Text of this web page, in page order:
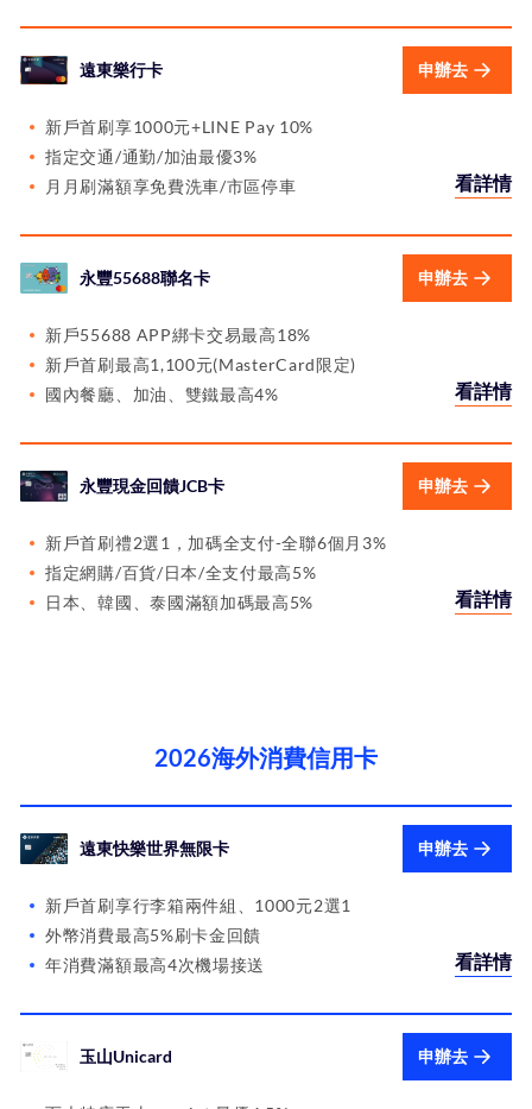
遠東樂行卡 申辦去
新戶首刷享1000元+LINE Pay 10%
指定交通/通勤/加油最優3%
月月刷滿額享免費洗車/市區停車
看詳情
永豐55688聯名卡 申辦去
新戶55688 APP綁卡交易最高18%
新戶首刷最高1,100元(MasterCard限定)
國內餐廳、加油、雙鐵最高4%
看詳情
永豐現金回饋JCB卡 申辦去
新戶首刷禮2選1，加碼全支付-全聯6個月3%
指定網購/百貨/日本/全支付最高5%
日本、韓國、泰國滿額加碼最高5%
看詳情
2026海外消費信用卡
遠東快樂世界無限卡 申辦去
新戶首刷享行李箱兩件組、1000元2選1
外幣消費最高5%刷卡金回饋
年消費滿額最高4次機場接送
看詳情
玉山Unicard 申辦去